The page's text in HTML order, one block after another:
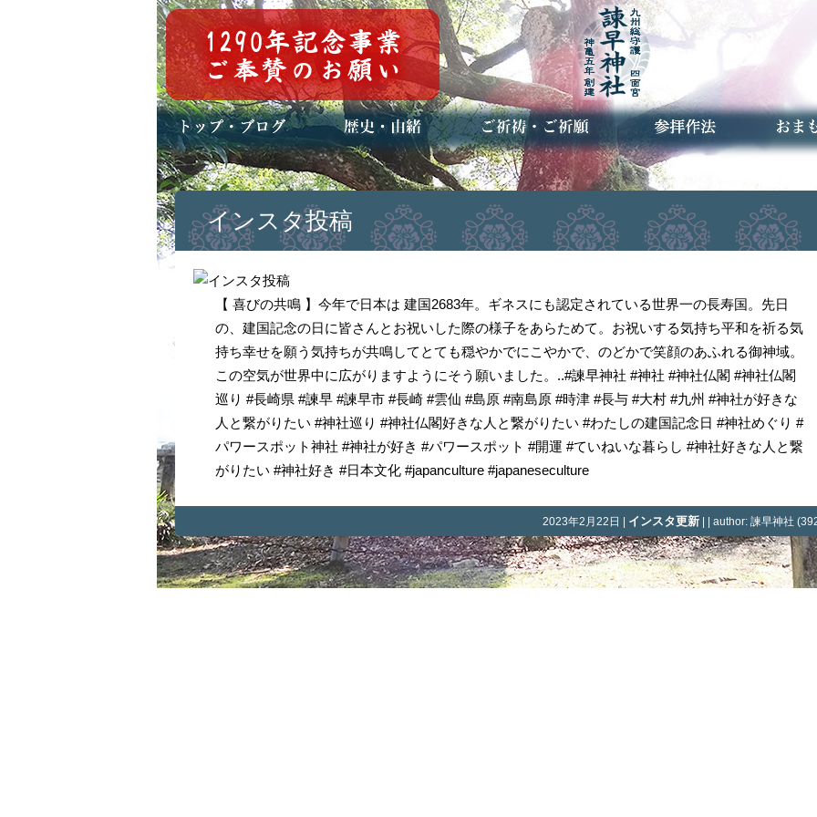
トップページ
ブログ(日々八百万)
お知らせ一覧 歴史・ご祭神
年中行事
メディア掲載 ご祈祷・ご祈願とは
安産祈願
初宮参り
七五三詣
長寿のお祝い
神前結婚式
厄祓い・方位除け
車のお祓い
地鎮祭
神葬祭（神式の葬儀） 神社とは
お参りの作法
インスタ投稿
【 喜びの共鳴 】今年で日本は 建国2683年。ギネスにも認定されている世界一の長寿国。先日
の、建国記念の日に皆さんとお祝いした際の様子をあらためて。お祝いする気持ち平和を祈る気
持ち幸せを願う気持ちが共鳴してとても穏やかでにこやかで、のどかで笑顔のあふれる御神域。
この空気が世界中に広がりますようにそう願いました。..#諫早神社 #神社 #神社仏閣 #神社仏閣
巡り #長崎県 #諫早 #諫早市 #長崎 #雲仙 #島原 #南島原 #時津 #長与 #大村 #九州 #神社が好きな
人と繋がりたい #神社巡り #神社仏閣好きな人と繋がりたい #わたしの建国記念日 #神社めぐり #
パワースポット神社 #神社が好き #パワースポット #開運 #ていねいな暮らし #神社好きな人と繋
がりたい #神社好き #日本文化 #japanculture #japaneseculture
2023年2月22日 | インスタ更新 | | author: 諫早神社